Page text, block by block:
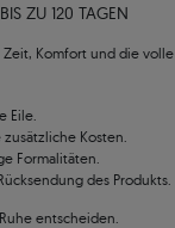
ZU 120 TAGEN
Zeit, Komfort und die volle
Eile.
zusätzliche Kosten.
Formalitäten.
des Produkts.
entscheiden.